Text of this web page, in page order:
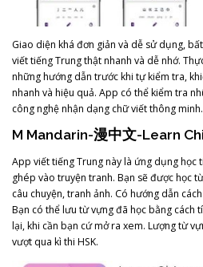
Giao diện khá đơn giản và dễ sử dụng,
viết tiếng Trung thật nhanh và dễ nhớ.
những hướng dẫn trước khi tự kiểm tra,
nhanh và hiệu quả. App có thể kiểm tra
công nghệ nhận dạng chữ viết thông minh.
M Mandarin-漫中文-Learn
App viết tiếng Trung này là ứng dụng học
ghép vào truyện tranh. Bạn sẽ được học
câu chuyện, tranh ảnh. Có hướng dẫn
Bạn có thể lưu từ vựng đã học bằng cách
lại, khi cần bạn cứ mở ra xem. Lượng từ
vượt qua kì thi HSK.